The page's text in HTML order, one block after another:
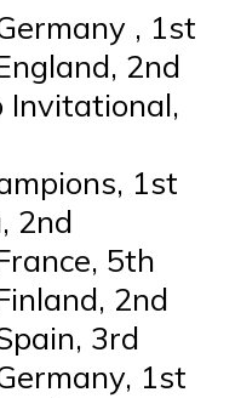
, 1st
2nd
Invitational,
1st
2nd
5th
2nd
3rd
1st